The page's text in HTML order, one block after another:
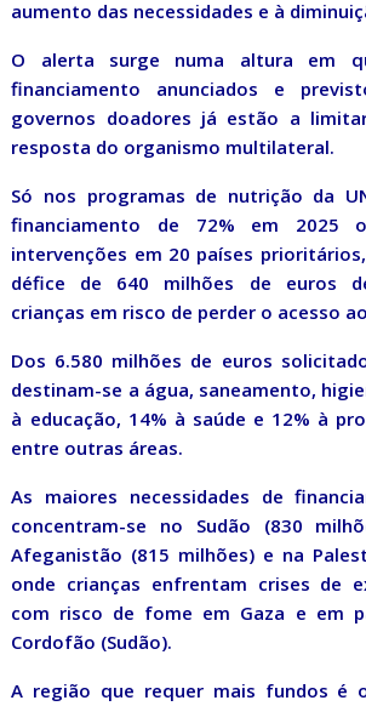
aumento das necessidades e à
O alerta surge numa altura em
financiamento anunciados e
governos doadores já estão a
resposta do organismo multilateral.
Só nos programas de nutrição da
financiamento de 72% em 2025
intervenções em 20 países
défice de 640 milhões de euros
crianças em risco de perder o acesso
Dos 6.580 milhões de euros
destinam-se a água, saneamento,
à educação, 14% à saúde e 12% à
entre outras áreas.
As maiores necessidades de
concentram-se no Sudão (830
Afeganistão (815 milhões) e na
onde crianças enfrentam crises de
com risco de fome em Gaza e em
Cordofão (Sudão).
A região que requer mais fundos é